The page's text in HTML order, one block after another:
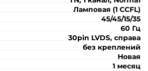
Ламповая (1 CCFL)
45/45/15/35
60 Гц
30pin LVDS, справа
без креплений
Новая
1 месяц